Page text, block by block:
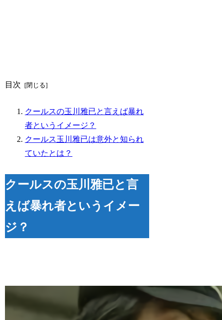
目次
クールスの玉川雅已と言えば暴れ
者というイメージ？
クールス玉川雅已は意外と知られ
ていたとは？
クールスの玉川雅已と言
えば暴れ者というイメー
ジ？